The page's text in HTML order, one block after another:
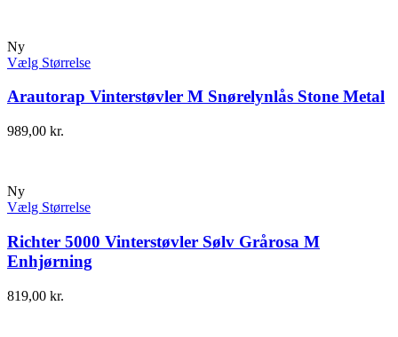
Ny
Vælg Størrelse
Arautorap Vinterstøvler M Snørelynlås Stone Metal
989,00 kr.
Ny
Vælg Størrelse
Richter 5000 Vinterstøvler Sølv Grårosa M
Enhjørning
819,00 kr.